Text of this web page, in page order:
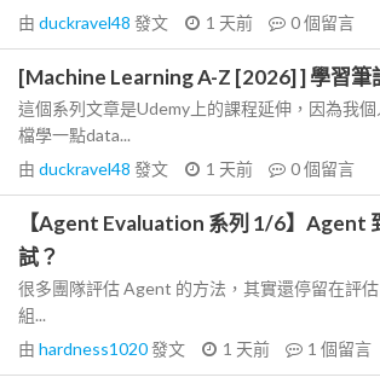
由 duckravel48 發文 1 天前 0個留言
[Machine Learning A-Z [2026] ] 學習筆
這個系列文章是Udemy上的課程延伸，因為我
檔學一點data...
由 duckravel48 發文 1 天前 0個留言
【Agent Evaluation 系列 1/6】Agent
試？
很多團隊評估 Agent 的方法，其實還停留在評
組...
由 hardness1020發文 1 天前 1 個留言